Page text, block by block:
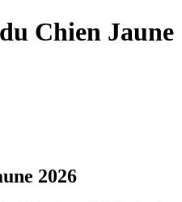
Chien Jaune
2026